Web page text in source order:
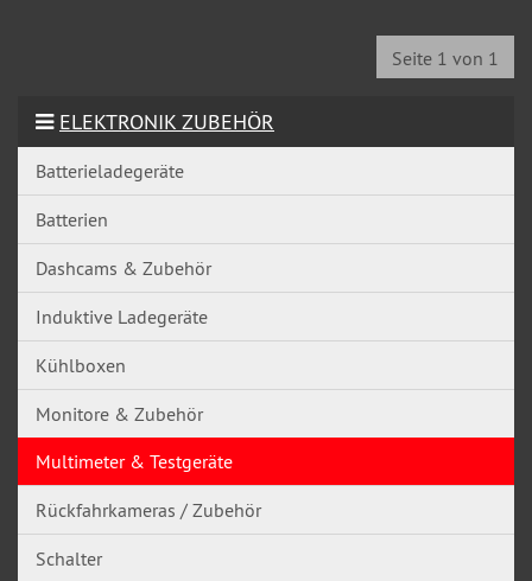
Seite 1 von 1
ELEKTRONIK ZUBEHÖR
Batterieladegeräte
Batterien
Dashcams & Zubehör
Induktive Ladegeräte
Kühlboxen
Monitore & Zubehör
Multimeter & Testgeräte
Rückfahrkameras / Zubehör
Schalter